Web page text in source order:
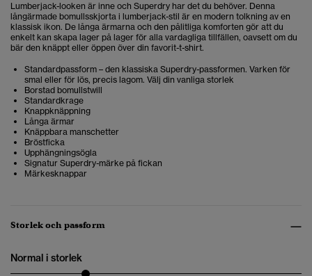
Lumberjack-looken är inne och Superdry har det du behöver. Denna
långärmade bomullsskjorta i lumberjack-stil är en modern tolkning av en
klassisk ikon. De långa ärmarna och den pålitliga komforten gör att du
enkelt kan skapa lager på lager för alla vardagliga tillfällen, oavsett om du
bär den knäppt eller öppen över din favorit-t-shirt.
Standardpassform – den klassiska Superdry-passformen. Varken för
smal eller för lös, precis lagom. Välj din vanliga storlek
Borstad bomullstwill
Standardkrage
Knappknäppning
Långa ärmar
Knäppbara manschetter
Bröstficka
Upphängningsögla
Signatur Superdry-märke på fickan
Märkesknappar
Storlek och passform
Normal i storlek